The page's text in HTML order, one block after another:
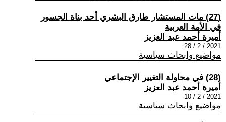
(27) مات المستشار طارق البشري أحد بناة الجسور
في الأمة العربية
أميرة أحمد عبد العزيز
2021 / 2 / 28
مواضيع وابحاث سياسية
(28) في محاولة التغيير الإجتماعي
أميرة أحمد عبد العزيز
2021 / 2 / 10
مواضيع وابحاث سياسية